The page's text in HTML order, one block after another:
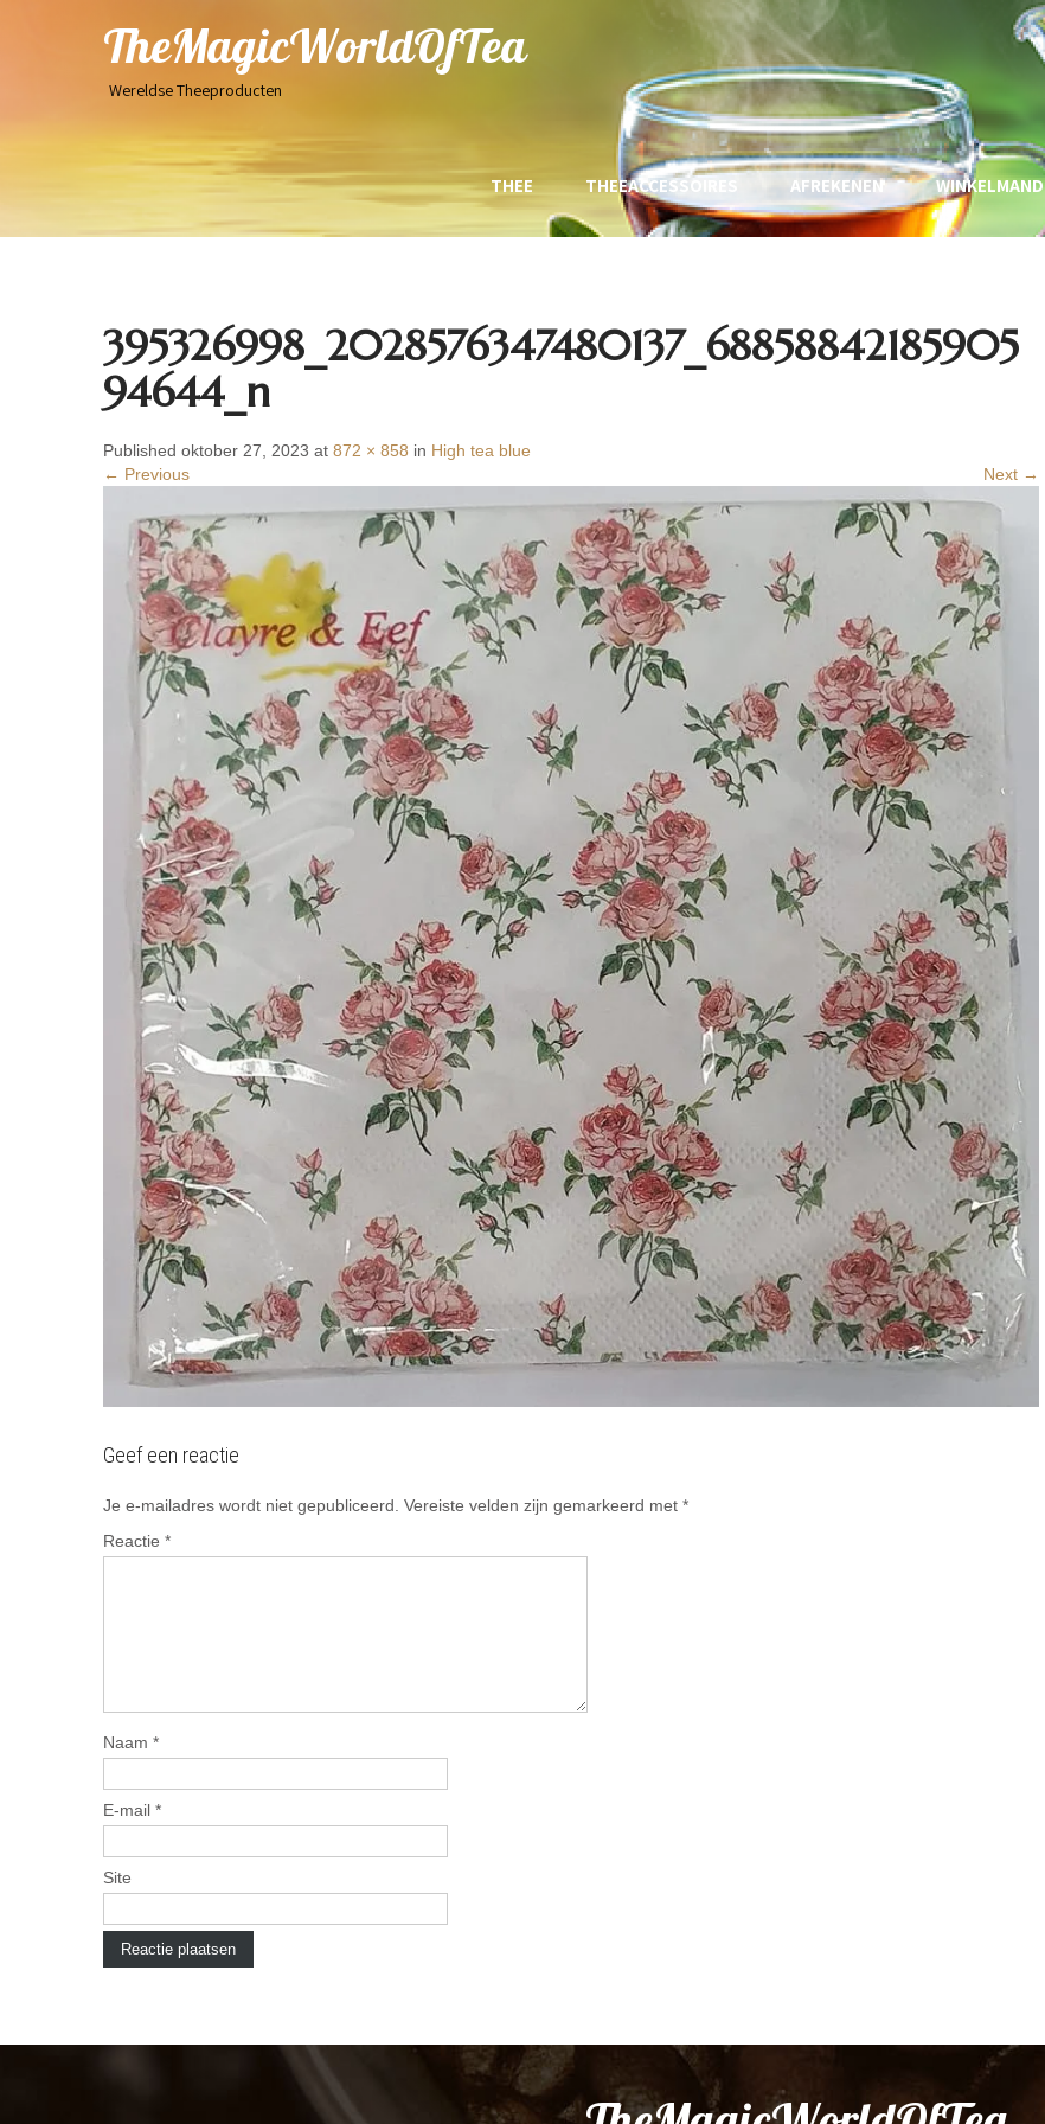
TheMagicWorldOfTea
Wereldse Theeproducten
THEE THEEACCESSOIRES AFREKENEN WINKELMAND
395326998_2028576347480137_68858842185905
94644_n
Published oktober 27, 2023 at 872 × 858 in High tea blue
← Previous
Next →
Geef een reactie
Je e-mailadres wordt niet gepubliceerd. Vereiste velden zijn gemarkeerd met *
Reactie *
Naam *
E-mail *
Site